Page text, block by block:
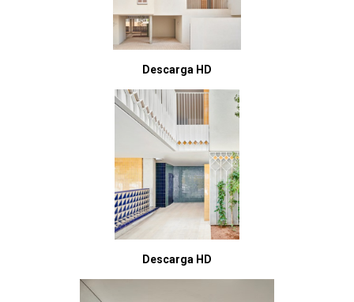
Descarga HD
Descarga HD